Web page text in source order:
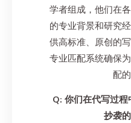
学者组成，他们在
的专业背景和研究
供高标准、原创的
专业匹配系统确保
配的
Q: 你们在代写过
抄袭